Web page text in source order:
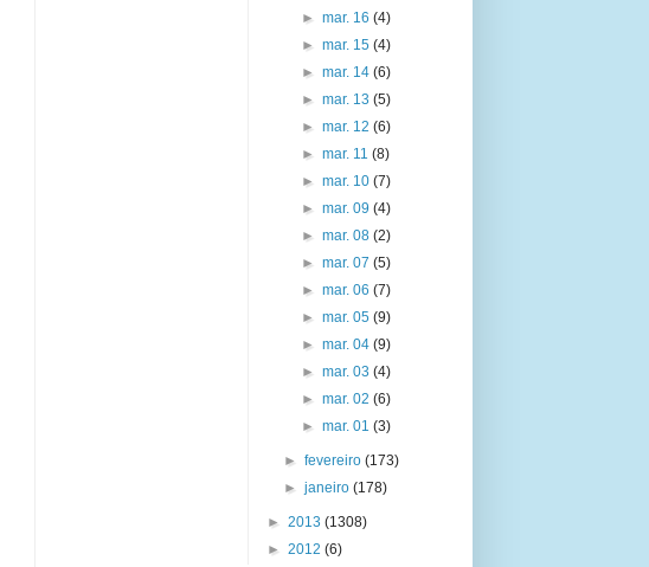
► mar. 16 (4)
► mar. 15 (4)
► mar. 14 (6)
► mar. 13 (5)
► mar. 12 (6)
► mar. 11 (8)
► mar. 10 (7)
► mar. 09 (4)
► mar. 08 (2)
► mar. 07 (5)
► mar. 06 (7)
► mar. 05 (9)
► mar. 04 (9)
► mar. 03 (4)
► mar. 02 (6)
► mar. 01 (3)
►fevereiro(173)
►janeiro(178)
► 2013 (1308)
► 2012 (6)